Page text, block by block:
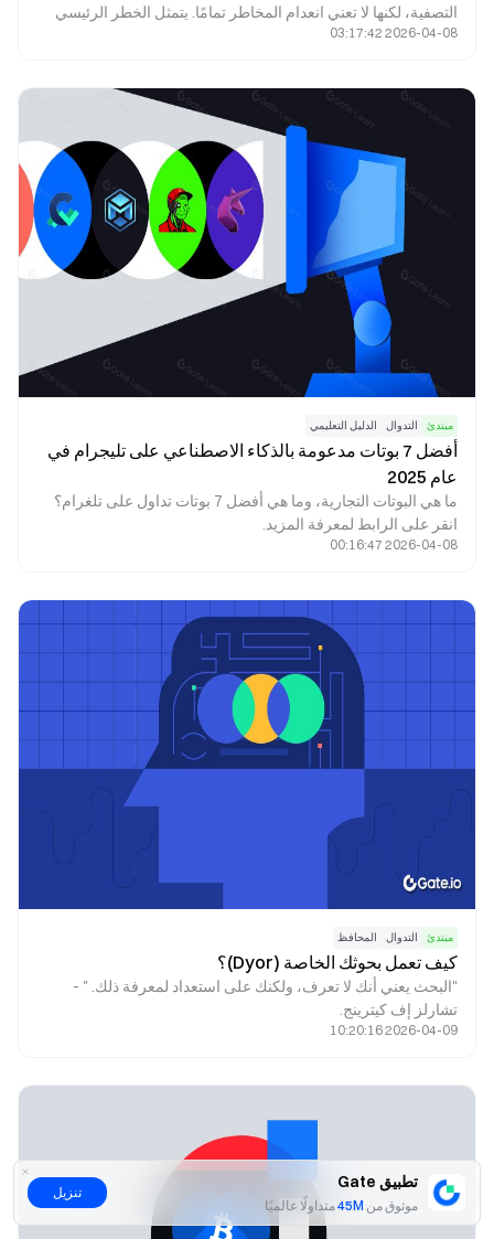
تطبيق Gate
موثوق من 45Mمتداولًا عالميًا
تنزيل
التصفية، لكنها لا تعني انعدام المخاطر تمامًا. يتمثل الخطر الرئيسي
في عدم اليقين بشأن العائد الناتج عن آلية الرافعة المالية الديناميكية،
قد يتقلب صافي قيمة الأصول (NAV) بشكل كبير، كما أن التحكم
المحدود للمستخدم في الرافعة المالية يحد من المرونة الاستراتيجية.
لذلك، لا تهدف الرافعة المالية الذكية أساسًا إلى تقليل المخاطر، بل
إلى إعادة تشكيل ملف المخاطر. وهي مناسبة للتطبيق الاستراتيجي
من قبل المستخدمين الذين يفهمون آلياتها بشكل كامل.
2026-04-08 03:17:42
مبتدئ التدوال الدليل التعليمي
أفضل 7 بوتات مدعومة بالذكاء الاصطناعي على تليجرام في
عام 2025
ما هي البوتات التجارية، وما هي أفضل 7 بوتات تداول على تلغرام؟
انقر على الرابط لمعرفة المزيد.
2026-04-08 00:16:47
مبتدئ التدوال المحافظ
كيف تعمل بحوثك الخاصة (Dyor)؟
"البحث يعني أنك لا تعرف، ولكنك على استعداد لمعرفة ذلك. " -
تشارلز إف كيترينج.
2026-04-09 10:20:16